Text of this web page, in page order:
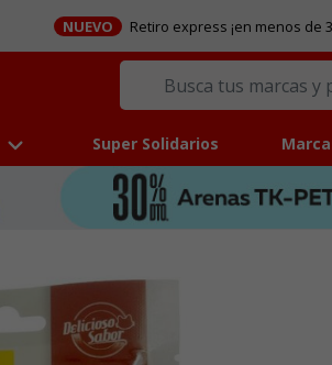
NUEVO Retiro express ¡en menos de
Super Solidarios